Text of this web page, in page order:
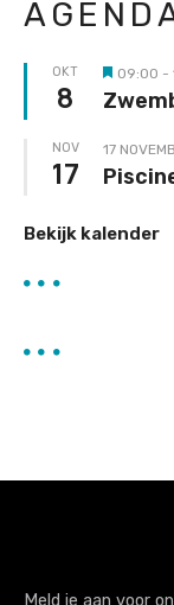
OKT
8 Uitgelicht
09:00 -
NOV
17
17
Bekijk kalender
Meld je aan voor